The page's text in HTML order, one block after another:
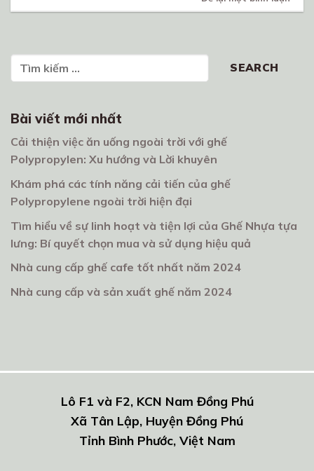
Tìm kiếm SEARCH
Bài viết mới nhất
Cải thiện việc ăn uống ngoài trời với ghế
Polypropylen: Xu hướng và Lời khuyên
Khám phá các tính năng cải tiến của ghế
Polypropylene ngoài trời hiện đại
Tìm hiểu về sự linh hoạt và tiện lợi của Ghế Nhựa tựa
lưng: Bí quyết chọn mua và sử dụng hiệu quả
Nhà cung cấp ghế cafe tốt nhất năm 2024
Nhà cung cấp và sản xuất ghế năm 2024
Lô F1 và F2, KCN Nam Đồng Phú
Xã Tân Lập, Huyện Đồng Phú
Tỉnh Bình Phước, Việt Nam